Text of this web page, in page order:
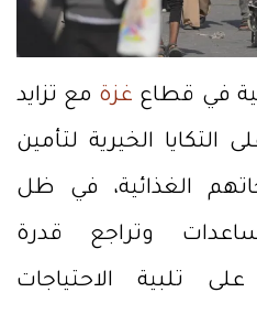
في قطاع غزة مع تزايد
التكايا الخيرية لتأمين
الغذائية، في ظل
وتراجع قدرة
تلبية الاحتياجات